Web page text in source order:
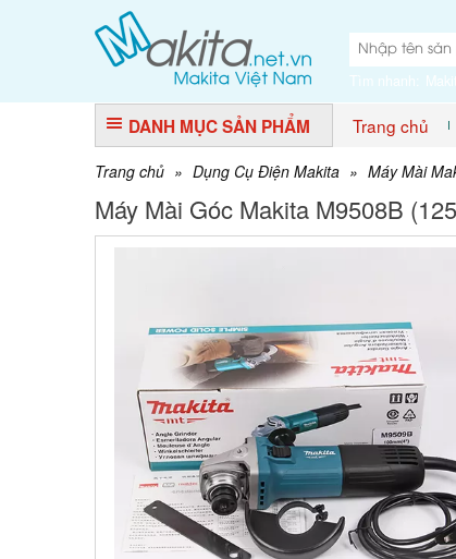
Tìm nhanh:
DANH MỤC SẢN PHẨM Trang chủ
Trang chủ » Dụng Cụ Điện Makita » Máy Mài
Máy Mài Góc Makita M9508B